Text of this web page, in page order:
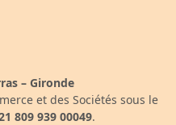
– Gironde
et des Sociétés sous le
809 939 00049.